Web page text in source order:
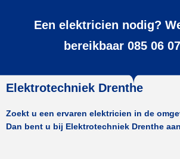
Een elektricien nodig?
bereikbaar 085 06
Elektrotechniek Drenthe
Zoekt u een ervaren elektricien in de
Dan bent u bij Elektrotechniek Drenthe